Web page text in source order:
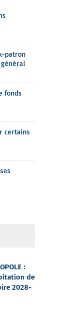
patron
général
fonds
certains
:
de
2028-